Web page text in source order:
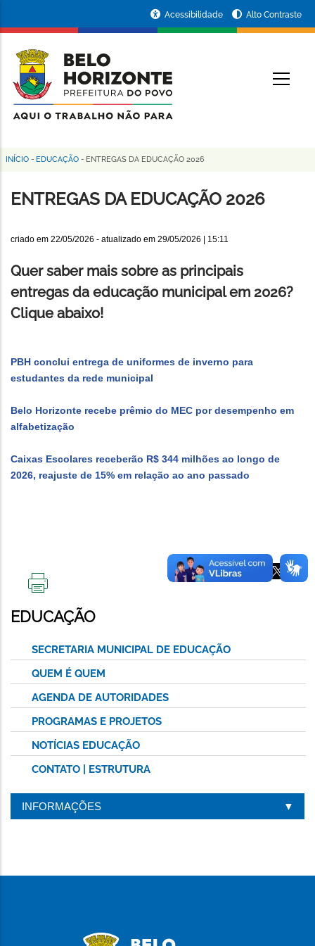
conteúdo
principal
da
Prefeitura
de
Horizonte
Acessibilidade Alto Contraste
Trilha
de
INÍCIO - EDUCAÇÃO - ENTREGAS DA EDUCAÇÃO 2026
ENTREGAS DA EDUCAÇÃO 2026
criado em 22/05/2026 - atualizado em 29/05/2026 | 15:11
Quer saber mais sobre as principais
entregas da educação municipal em 2026?
Clique abaixo!
PBH conclui entrega de uniformes de inverno para
estudantes da rede municipal
Belo Horizonte recebe prêmio do MEC por desempenho em
alfabetização
Caixas Escolares receberão R$ 344 milhões ao longo de
2026, reajuste de 15% em relação ao ano passado
ESTA
PÁGINA
EDUCAÇÃO
SECRETARIA MUNICIPAL DE EDUCAÇÃO
QUEM É QUEM
AGENDA DE AUTORIDADES
PROGRAMAS E PROJETOS
NOTÍCIAS EDUCAÇÃO
CONTATO | ESTRUTURA
INFORMAÇÕES